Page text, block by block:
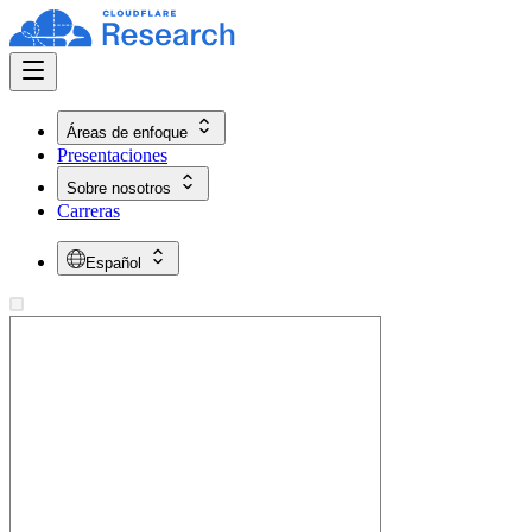
Áreas de enfoque
Presentaciones
Sobre nosotros
Carreras
Español